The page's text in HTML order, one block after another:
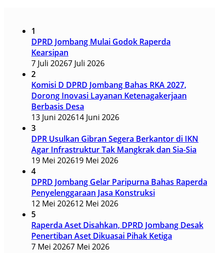
1
DPRD Jombang Mulai Godok Raperda
Kearsipan
7 Juli 20267 Juli 2026
2
Komisi D DPRD Jombang Bahas RKA 2027,
Dorong Inovasi Layanan Ketenagakerjaan
Berbasis Desa
13 Juni 202614 Juni 2026
3
DPR Usulkan Gibran Segera Berkantor di IKN
Agar Infrastruktur Tak Mangkrak dan Sia-Sia
19 Mei 202619 Mei 2026
4
DPRD Jombang Gelar Paripurna Bahas Raperda
Penyelenggaraan Jasa Konstruksi
12 Mei 202612 Mei 2026
5
Raperda Aset Disahkan, DPRD Jombang Desak
Penertiban Aset Dikuasai Pihak Ketiga
7 Mei 20267 Mei 2026